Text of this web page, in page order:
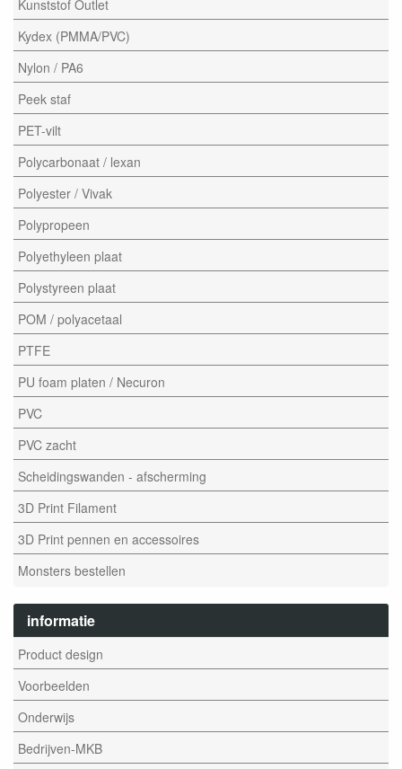
Kunststof Outlet
Kydex (PMMA/PVC)
Nylon / PA6
Peek staf
PET-vilt
Polycarbonaat / lexan
Polyester / Vivak
Polypropeen
Polyethyleen plaat
Polystyreen plaat
POM / polyacetaal
PTFE
PU foam platen / Necuron
PVC
PVC zacht
Scheidingswanden - afscherming
3D Print Filament
3D Print pennen en accessoires
Monsters bestellen
informatie
Product design
Voorbeelden
Onderwijs
Bedrijven-MKB